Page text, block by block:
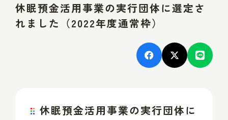
休眠預金活用事業の実行団体に選定さ
れました（2022年度通常枠）
休眠預金活用事業の実行団体に